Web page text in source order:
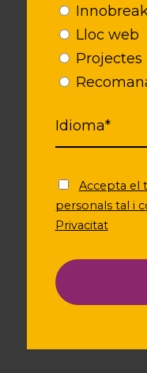
Lloc web
Projectes
Accepta el
personals tal i
Privacitat
Àustria